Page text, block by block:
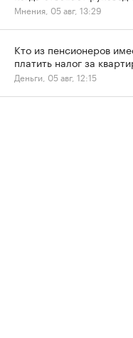
Мнения, 05 авг, 13:29
Кто из пенсионеров
платить налог за
Деньги, 05 авг, 12:15